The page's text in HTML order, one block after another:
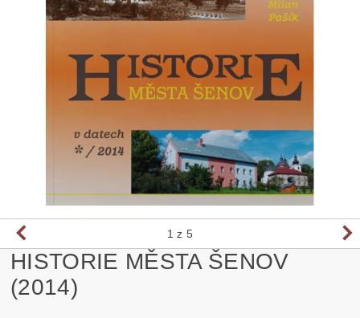
1 z 5
HISTORIE MĚSTA ŠENOV
(2014)